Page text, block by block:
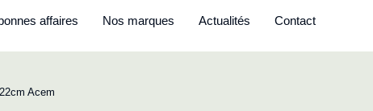
affaires Nos marques Actualités Contact
Acem